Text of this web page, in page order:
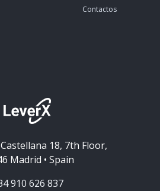
Contactos
18, 7th Floor,
Madrid • Spain
910 626 837